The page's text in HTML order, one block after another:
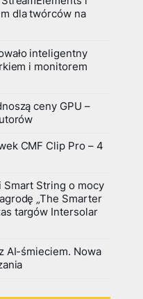
dla twórców na
inteligentny
i monitorem
ceny GPU –
CMF Clip Pro – 4
Smart String o mocy
„The Smarter
targów Intersolar
AI-śmieciem. Nowa